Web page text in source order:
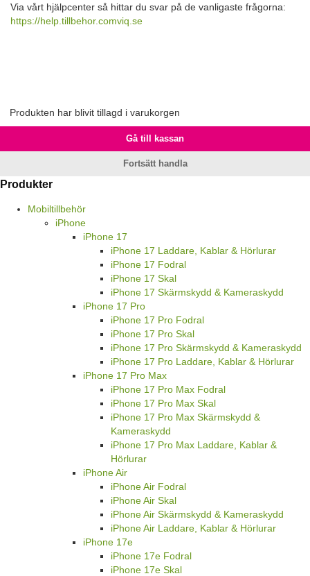
Via vårt hjälpcenter så hittar du svar på de vanligaste frågorna:
https://help.tillbehor.comviq.se
Produkten har blivit tillagd i varukorgen
Gå till kassan
Fortsätt handla
Produkter
Mobiltillbehör
iPhone
iPhone 17
iPhone 17 Laddare, Kablar & Hörlurar
iPhone 17 Fodral
iPhone 17 Skal
iPhone 17 Skärmskydd & Kameraskydd
iPhone 17 Pro
iPhone 17 Pro Fodral
iPhone 17 Pro Skal
iPhone 17 Pro Skärmskydd & Kameraskydd
iPhone 17 Pro Laddare, Kablar & Hörlurar
iPhone 17 Pro Max
iPhone 17 Pro Max Fodral
iPhone 17 Pro Max Skal
iPhone 17 Pro Max Skärmskydd &
Kameraskydd
iPhone 17 Pro Max Laddare, Kablar &
Hörlurar
iPhone Air
iPhone Air Fodral
iPhone Air Skal
iPhone Air Skärmskydd & Kameraskydd
iPhone Air Laddare, Kablar & Hörlurar
iPhone 17e
iPhone 17e Fodral
iPhone 17e Skal